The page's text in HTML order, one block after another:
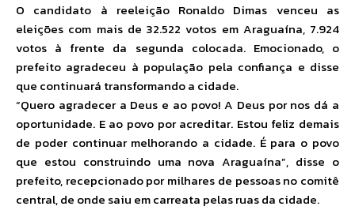
O candidato à reeleição Ronaldo Dimas venceu as
eleições com mais de 32.522 votos em Araguaína, 7.924
votos à frente da segunda colocada. Emocionado, o
prefeito agradeceu à população pela confiança e disse
que continuará transformando a cidade.
“Quero agradecer a Deus e ao povo! A Deus por nos dá a
oportunidade. E ao povo por acreditar. Estou feliz demais
de poder continuar melhorando a cidade. É para o povo
que estou construindo uma nova Araguaína”, disse o
prefeito, recepcionado por milhares de pessoas no comitê
central, de onde saiu em carreata pelas ruas da cidade.